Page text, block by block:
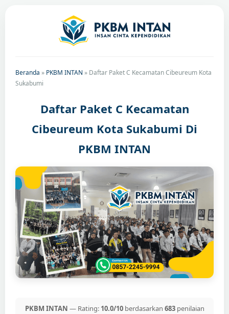
Beranda » PKBM INTAN » Daftar Paket C Kecamatan Cibeureum Kota
Sukabumi
Daftar Paket C Kecamatan
Cibeureum Kota Sukabumi Di
PKBM INTAN
PKBM INTAN — Rating: 10.0/10berdasarkan 683penilaian